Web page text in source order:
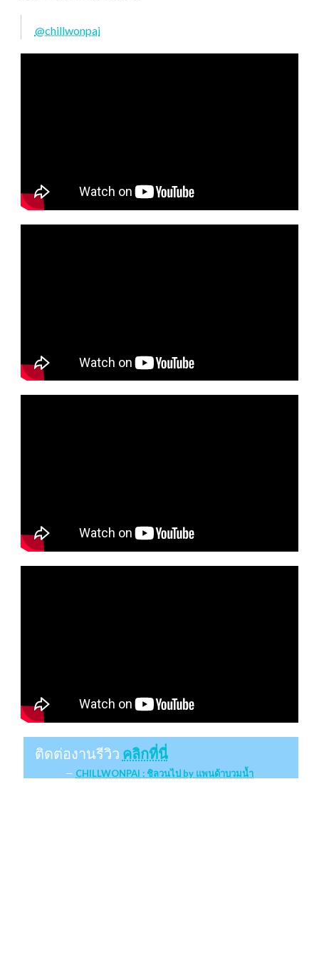
@chillwonpai
ติดต่องานรีวิว คลิกที่นี่
CHILLWONPAI : ชิลวนไป by แพนด้าบวมน้ำ